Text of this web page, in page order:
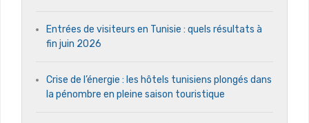
Entrées de visiteurs en Tunisie : quels résultats à
fin juin 2026
Crise de l’énergie : les hôtels tunisiens plongés dans
la pénombre en pleine saison touristique